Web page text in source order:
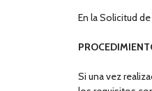
En la Solicitud
Si una vez